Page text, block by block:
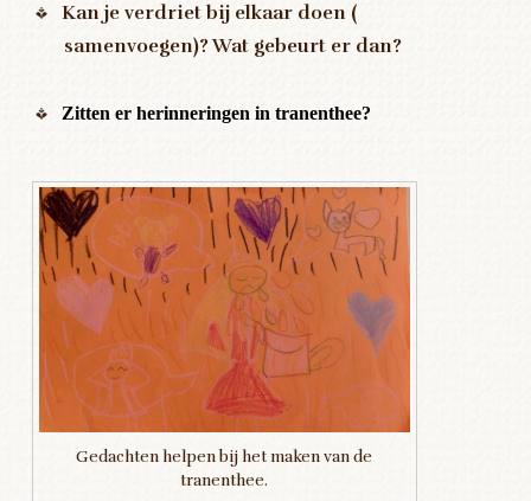
Kan je verdriet bij elkaar doen (
samenvoegen)? Wat gebeurt er dan?
Zitten er herinneringen in tranenthee?
Gedachten helpen bij het maken van de
tranenthee.